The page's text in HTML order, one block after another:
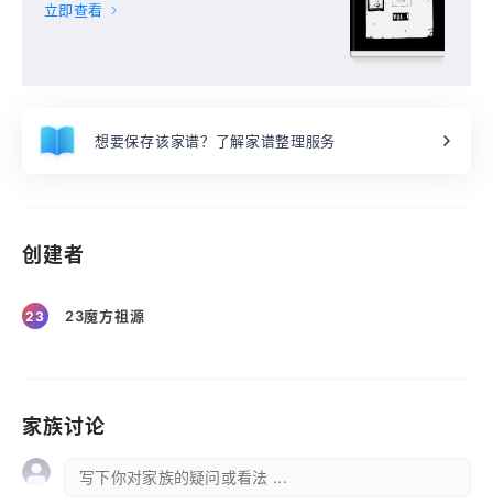
立即查看
想要保存该家谱？了解家谱整理服务
创建者
23 23魔方祖源
家族讨论
写下你对家族的疑问或看法 ...